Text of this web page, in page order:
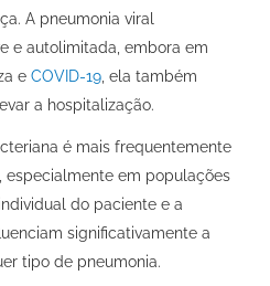
A pneumonia viral
e autolimitada, embora em
e COVID-19, ela também
a hospitalização.
é mais frequentemente
especialmente em populações
do paciente e a
significativamente a
tipo de pneumonia.